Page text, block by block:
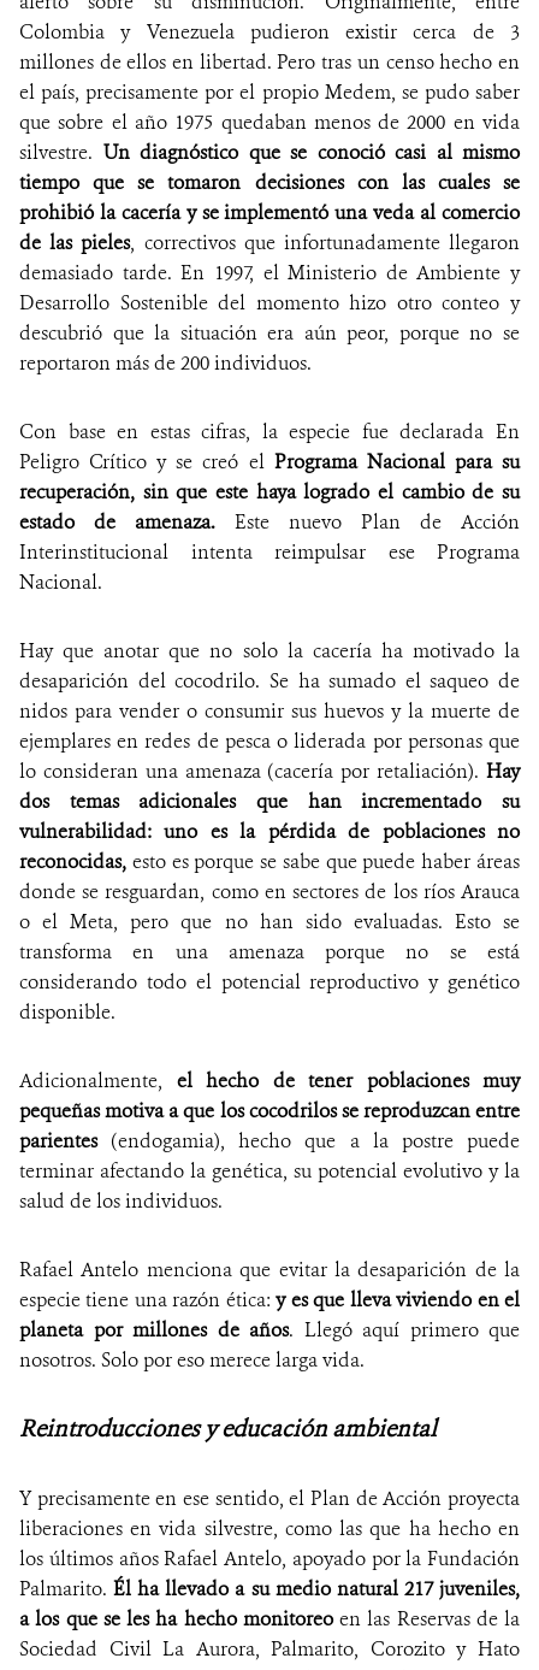
Colombia y Venezuela pudieron existir cerca de 3
millones de ellos en libertad. Pero tras un censo hecho en
el país, precisamente por el propio Medem, se pudo saber
que sobre el año 1975 quedaban menos de 2000 en vida
silvestre. Un diagnóstico que se conoció casi al mismo
tiempo que se tomaron decisiones con las cuales se
prohibió la cacería y se implementó una veda al comercio
de las pieles, correctivos que infortunadamente llegaron
demasiado tarde. En 1997, el Ministerio de Ambiente y
Desarrollo Sostenible del momento hizo otro conteo y
descubrió que la situación era aún peor, porque no se
reportaron más de 200 individuos.
Con base en estas cifras, la especie fue declarada En
Peligro Crítico y se creó el Programa Nacional para su
recuperación, sin que este haya logrado el cambio de su
estado de amenaza. Este nuevo Plan de Acción
Interinstitucional intenta reimpulsar ese Programa
Nacional.
Hay que anotar que no solo la cacería ha motivado la
desaparición del cocodrilo. Se ha sumado el saqueo de
nidos para vender o consumir sus huevos y la muerte de
ejemplares en redes de pesca o liderada por personas que
lo consideran una amenaza (cacería por retaliación). Hay
dos temas adicionales que han incrementado su
vulnerabilidad: uno es la pérdida de poblaciones no
reconocidas, esto es porque se sabe que puede haber áreas
donde se resguardan, como en sectores de los ríos Arauca
o el Meta, pero que no han sido evaluadas. Esto se
transforma en una amenaza porque no se está
considerando todo el potencial reproductivo y genético
disponible.
Adicionalmente, el hecho de tener poblaciones muy
pequeñas motiva a que los cocodrilos se reproduzcan entre
parientes(endogamia), hecho que a la postre puede
terminar afectando la genética, su potencial evolutivo y la
salud de los individuos.
Rafael Antelo menciona que evitar la desaparición de la
especie tiene una razón ética:y es que lleva viviendo en el
planeta por millones de años. Llegó aquí primero que
nosotros. Solo por eso merece larga vida.
Reintroducciones y educación ambiental
Y precisamente en ese sentido, el Plan de Acción proyecta
liberaciones en vida silvestre, como las que ha hecho en
los últimos años Rafael Antelo, apoyado por la Fundación
Palmarito.Él ha llevado a su medio natural 217 juveniles,
a los que se les ha hecho monitoreoen las Reservas de la
Sociedad Civil La Aurora, Palmarito, Corozito y Hato